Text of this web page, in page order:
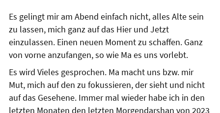
Es gelingt mir am Abend einfach nicht, alles Alte sein
zu lassen, mich ganz auf das Hier und Jetzt
einzulassen. Einen neuen Moment zu schaffen. Ganz
von vorne anzufangen, so wie Ma es uns vorlebt.
Es wird Vieles gesprochen. Ma macht uns bzw. mir
Mut, mich auf den zu fokussieren, der sieht und nicht
auf das Gesehene. Immer mal wieder habe ich in den
letzten Monaten den letzten Morgendarshan von 2023